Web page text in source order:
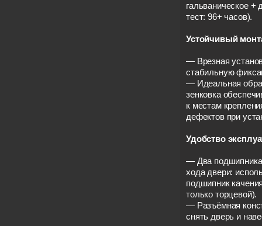
гальваническое +
тест: 96+ часов).
Устойчивый
— Врезная
стабильную
— Идеальная
зенковка
к местам
дефектов при
Удобство
— Два подшипника
хода двери:
подшипник
только торцевой).
— Разъёмная
снять дверь и